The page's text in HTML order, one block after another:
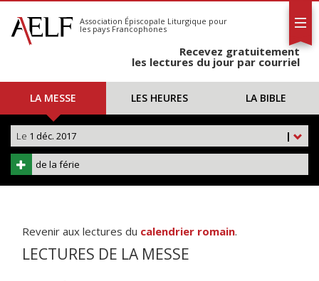
S'abonner
Calendrier
Association Épiscopale Liturgique pour
les pays Francophones
Recevez gratuitement
les lectures du jour par courriel
LA MESSE LES HEURES LA BIBLE
|
Le 1 déc. 2017
de la férie
Revenir aux lectures du calendrier romain.
LECTURES DE LA MESSE